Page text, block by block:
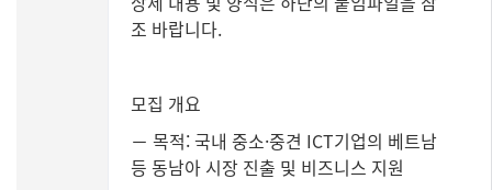
조 바랍니다.
모집 개요
－ 목적: 국내 중소·중견 ICT기업의 베트남
등 동남아 시장 진출 및 비즈니스 지원